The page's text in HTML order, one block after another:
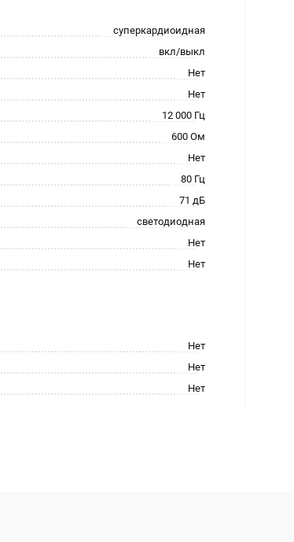
суперкардиоидная
вкл/выкл
Нет
Нет
12 000 Гц
600 Ом
Нет
80 Гц
71 дБ
светодиодная
Нет
Нет
Нет
Нет
Нет